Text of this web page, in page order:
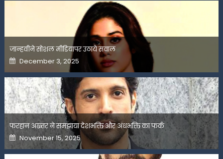
जान्हवीने सोशल मीडियापर उठाये सवाल
Posted
on
December 3, 2025
फरहान अख्तर ने समझाया देशभक्ति और अंधभक्ति का फर्क
Posted
on
November 15, 2025